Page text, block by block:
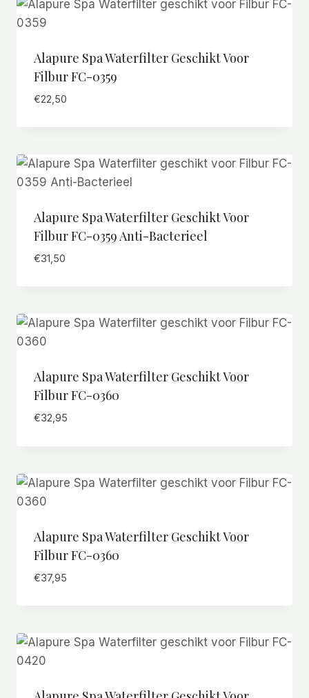
Alapure Spa Waterfilter Geschikt Voor
Filbur FC-0359
€22,50
Alapure Spa Waterfilter Geschikt Voor
Filbur FC-0359 Anti-Bacterieel
€31,50
Alapure Spa Waterfilter Geschikt Voor
Filbur FC-0360
€32,95
Alapure Spa Waterfilter Geschikt Voor
Filbur FC-0360
€37,95